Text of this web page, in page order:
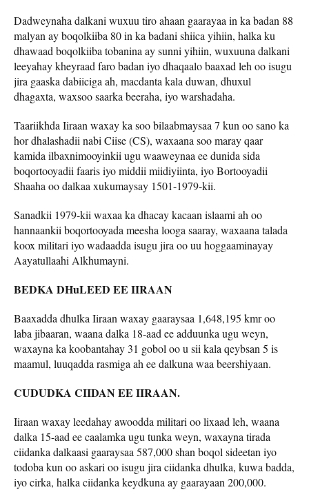
Dadweynaha dalkani wuxuu tiro ahaan gaarayaa in ka badan 88
malyan ay boqolkiiba 80 in ka badani shiica yihiin, halka ku
dhawaad boqolkiiba tobanina ay sunni yihiin, wuxuuna dalkani
leeyahay kheyraad faro badan iyo dhaqaalo baaxad leh oo isugu
jira gaaska dabiiciga ah, macdanta kala duwan, dhuxul
dhagaxta, waxsoo saarka beeraha, iyo warshadaha.
Taariikhda Iiraan waxay ka soo bilaabmaysaa 7 kun oo sano ka
hor dhalashadii nabi Ciise (CS), waxaana soo maray qaar
kamida ilbaxnimooyinkii ugu waaweynaa ee dunida sida
boqortooyadii faaris iyo middii miidiyiinta, iyo Bortooyadii
Shaaha oo dalkaa xukumaysay 1501-1979-kii.
Sanadkii 1979-kii waxaa ka dhacay kacaan islaami ah oo
hannaankii boqortooyada meesha looga saaray, waxaana talada
koox militari iyo wadaadda isugu jira oo uu hoggaaminayay
Aayatullaahi Alkhumayni.
BEDKA DHuLEED EE IIRAAN
Baaxadda dhulka Iiraan waxay gaaraysaa 1,648,195 kmr oo
laba jibaaran, waana dalka 18-aad ee adduunka ugu weyn,
waxayna ka koobantahay 31 gobol oo u sii kala qeybsan 5 is
maamul, luuqadda rasmiga ah ee dalkuna waa beershiyaan.
CUDUDKA CIIDAN EE IIRAAN.
Iiraan waxay leedahay awoodda militari oo lixaad leh, waana
dalka 15-aad ee caalamka ugu tunka weyn, waxayna tirada
ciidanka dalkaasi gaaraysaa 587,000 shan boqol sideetan iyo
todoba kun oo askari oo isugu jira ciidanka dhulka, kuwa badda,
iyo cirka, halka ciidanka keydkuna ay gaarayaan 200,000.